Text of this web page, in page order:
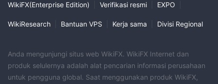
WikiFX(Enterprise Edition) Verifikasi resmi EXPO
WikiResearch Bantuan VPS Kerja sama Divisi Regional
Anda mengunjungi situs web WikiFX. WikiFX Internet dan
produk selulernya adalah alat pencarian informasi perusahaan
untuk pengguna global. Saat menggunakan produk WikiFX,